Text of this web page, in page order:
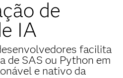
de
IA
facilita
de SAS ou Python em
e nativo da